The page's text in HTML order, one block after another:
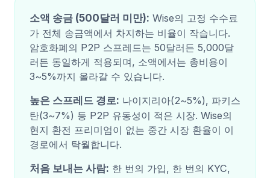
소액 송금 (500달러 미만): Wise의 고정 수수료
가 전체 송금액에서 차지하는 비율이 작습니다.
암호화폐의 P2P 스프레드는 50달러든 5,000달
러든 동일하게 적용되며, 소액에서는 총비용이
3~5%까지 올라갈 수 있습니다.
높은 스프레드 경로: 나이지리아(2~5%), 파키스
탄(3~7%) 등 P2P 유동성이 적은 시장. Wise의
현지 환전 프리미엄이 없는 중간 시장 환율이 이
경로에서 탁월합니다.
처음 보내는 사람: 한 번의 가입, 한 번의 KYC,